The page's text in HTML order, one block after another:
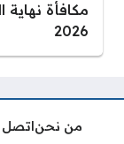
مكافأة نهاية
2026
من نحن اتصل